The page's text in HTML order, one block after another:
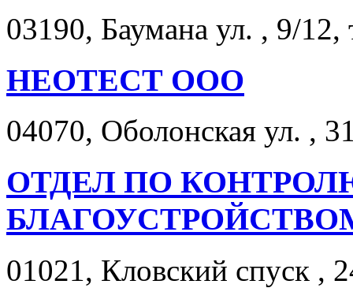
03190, Баумана ул. , 9/12,
НЕОТЕСТ ООО
04070, Оболонская ул. ,
ОТДЕЛ ПО
01021, Кловский спуск ,